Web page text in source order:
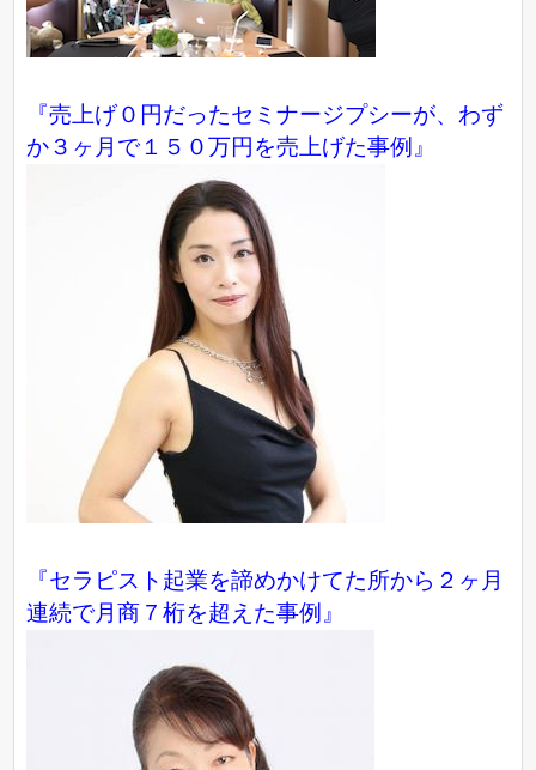
『売上げ０円だったセミナージプシーが、わず
か３ヶ月で１５０万円を売上げた事例』
『セラピスト起業を諦めかけてた所から２ヶ月
連続で月商７桁を超えた事例』